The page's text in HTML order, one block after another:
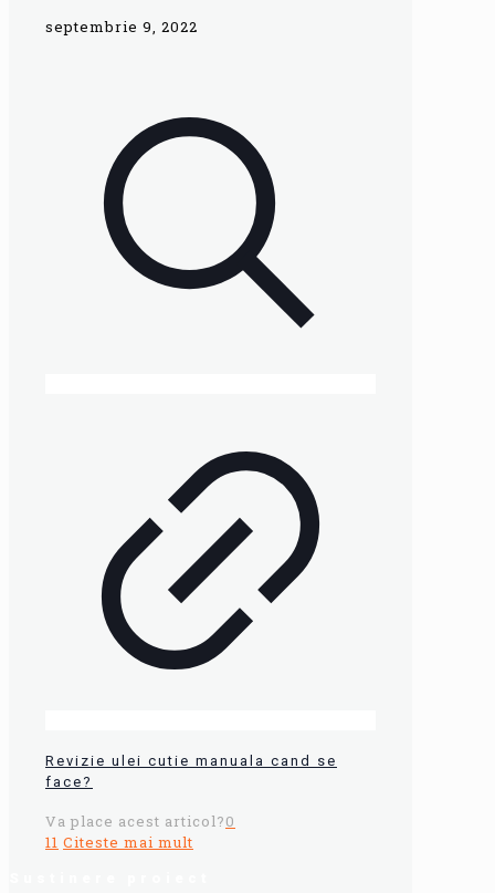
septembrie 9, 2022
Revizie ulei cutie manuala cand se
face?
Va place acest articol?0
11 Citeste mai mult